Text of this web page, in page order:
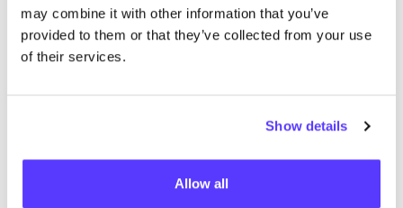
may combine it with other information that you’ve
provided to them or that they’ve collected from your use
of their services.
Show details
Allow all